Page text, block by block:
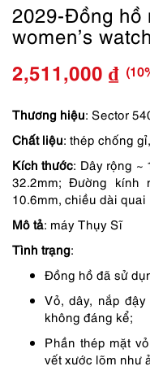
2029-Đồng hồ
women’s
Giá
là:
2,511,000 ₫
Giá
tại
là:
Thương hiệu: Sector
Chất liệu: thép chống
Kích thước: Dây rộng ~
32.2mm; Đường kính
10.6mm, chiều dài
Mô tả: máy Thụy Sĩ
Tình trạng:
Đồng hồ đã sử
Vỏ, dây, nắp
không đáng kể;
Phần thép mặt
vết xước lõm như